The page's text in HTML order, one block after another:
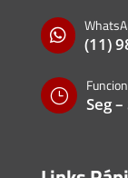
 (11)
} Seg